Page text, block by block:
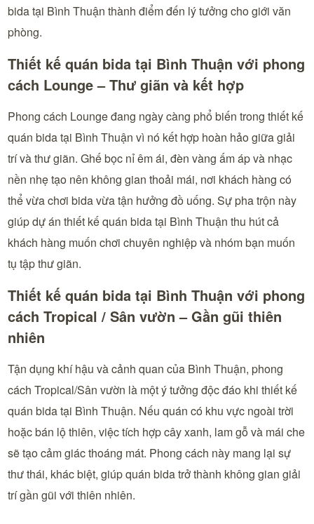
bida tại Bình Thuận thành điểm đến lý tưởng cho giới văn
phòng.
Thiết kế quán bida tại Bình Thuận với phong
cách Lounge – Thư giãn và kết hợp
Phong cách Lounge đang ngày càng phổ biến trong thiết kế
quán bida tại Bình Thuận vì nó kết hợp hoàn hảo giữa giải
trí và thư giãn. Ghế bọc nỉ êm ái, đèn vàng ấm áp và nhạc
nền nhẹ tạo nên không gian thoải mái, nơi khách hàng có
thể vừa chơi bida vừa tận hưởng đồ uống. Sự pha trộn này
giúp dự án thiết kế quán bida tại Bình Thuận thu hút cả
khách hàng muốn chơi chuyên nghiệp và nhóm bạn muốn
tụ tập thư giãn.
Thiết kế quán bida tại Bình Thuận với phong
cách Tropical / Sân vườn – Gần gũi thiên
nhiên
Tận dụng khí hậu và cảnh quan của Bình Thuận, phong
cách Tropical/Sân vườn là một ý tưởng độc đáo khi thiết kế
quán bida tại Bình Thuận. Nếu quán có khu vực ngoài trời
hoặc bán lộ thiên, việc tích hợp cây xanh, lam gỗ và mái che
sẽ tạo cảm giác thoáng mát. Phong cách này mang lại sự
thư thái, khác biệt, giúp quán bida trở thành không gian giải
trí gần gũi với thiên nhiên.